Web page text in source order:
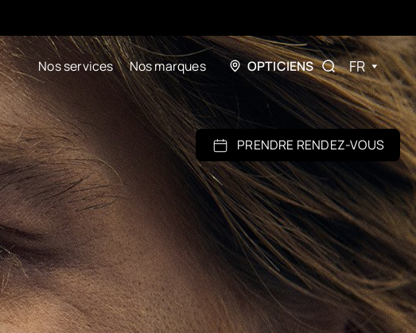
Nos services Nos marques OPTICIENS FR
PRENDRE RENDEZ-VOUS